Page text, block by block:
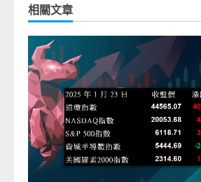
相關文章